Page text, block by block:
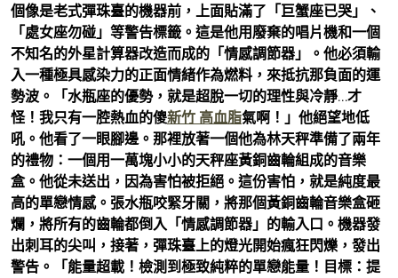
個像是老式彈珠臺的機器前，上面貼滿了「巨蟹座已哭」、
「處女座勿碰」等警告標籤。這是他用廢棄的唱片機和一個
不知名的外星計算器改造而成的「情感調節器」。他必須輸
入一種極具感染力的正面情緒作為燃料，來抵抗那負面的運
勢波。「水瓶座的優勢，就是超脫一切的理性與冷靜…才
怪！我只有一腔熱血的傻新竹 高血脂氣啊！」他絕望地低
吼。他看了一眼腳邊。那裡放著一個他為林天秤準備了兩年
的禮物：一個用一萬塊小小的天秤座黃銅齒輪組成的音樂
盒。他從未送出，因為害怕被拒絕。這份害怕，就是純度最
高的單戀情感。張水瓶咬緊牙關，將那個黃銅齒輪音樂盒砸
爛，將所有的齒輪都倒入「情感調節器」的輸入口。機器發
出刺耳的尖叫，接著，彈珠臺上的燈光開始瘋狂閃爍，發出
警告。「能量超載！檢測到極致純粹的單戀能量！目標：提